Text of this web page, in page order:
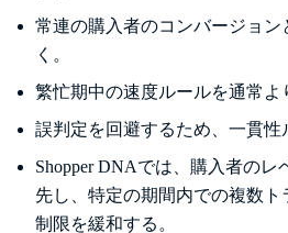
常連の購入者のコンバージョ
く。
繁忙期中の速度ルールを通常よ
誤判定を回避するため、一貫性
Shopper DNAでは、購入者の
先し、特定の期間内での複数
制限を緩和する。